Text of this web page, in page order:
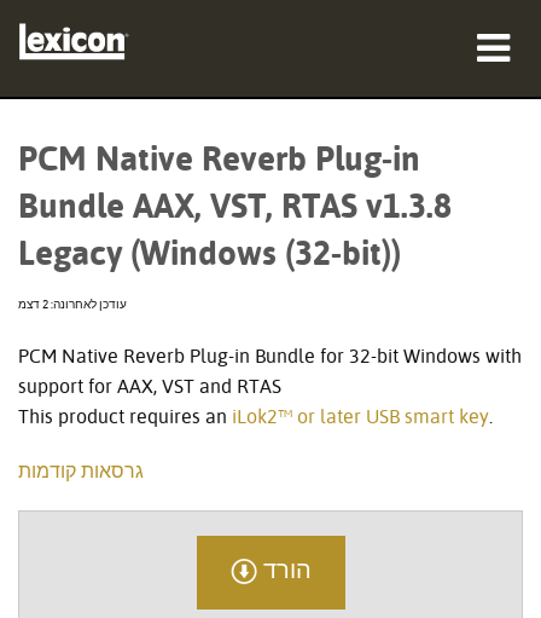
הדרכה
תמיכה
PCM Native Reverb Plug-in
Bundle AAX, VST, RTAS v1.3.8
Legacy (Windows (32-bit))
עודכן לאחרונה: 2 דצמ
PCM Native Reverb Plug-in Bundle for 32-bit Windows with
support for AAX, VST and RTAS
This product requires an iLok2™ or later USB smart key.
גרסאות קודמות
הורד